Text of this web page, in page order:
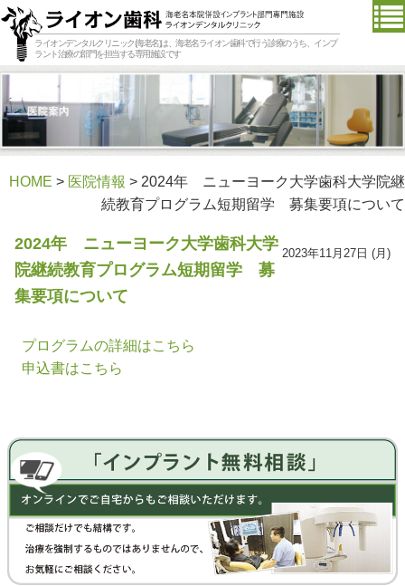
ライオンデンタルクリニック(海老名)は、海老名ライオン歯科で行う診療のうち、インプ
ラント治療の部門を担当する専用施設です
HOME > 医院情報 > 2024年 ニューヨーク大学歯科大学院継
続教育プログラム短期留学 募集要項について
2023年11月27日 (月)
2024年 ニューヨーク大学歯科大学
院継続教育プログラム短期留学 募
集要項について
プログラムの詳細はこちら
申込書はこちら